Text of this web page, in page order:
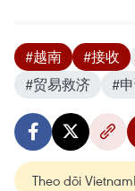
#越南 #接收
#贸易救济
#
Theo dõi